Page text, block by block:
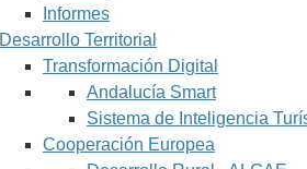
Informes
Desarrollo Territorial
Transformación Digital
Andalucía Smart
Sistema de Inteligencia
Cooperación Europea